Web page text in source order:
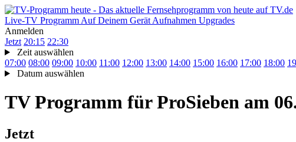
Live-TV Programm Auf Deinem Gerät Aufnahmen Upgrades
Anmelden
Jetzt 20:15 22:30
Zeit auswählen
07:00 08:00 09:00 10:00 11:00 12:00 13:00 14:00 15:00 16:00 17:00 18:00
Datum auswählen
TV Programm für ProSieben am
Jetzt